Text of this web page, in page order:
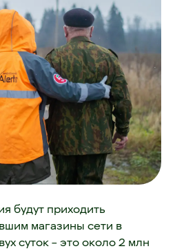
будут приходить
магазины сети в
суток – это около 2 млн